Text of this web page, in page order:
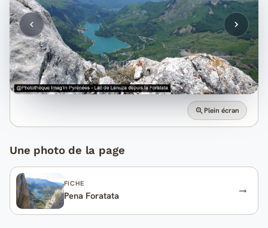
Plein écran
Une photo de la page
FICHE
Pena Foratata